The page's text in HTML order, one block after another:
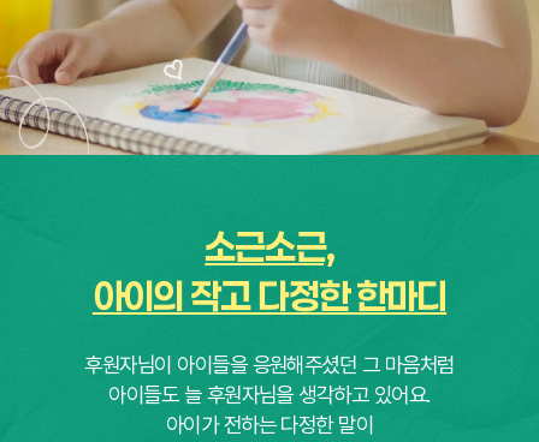
소근소근,
아이의 작고 다정한 한마디
후원자님이 아이들을 응원해주셨던 그 마음처럼
아이들도 늘 후원자님을 생각하고 있어요.
아이가 전하는 다정한 말이